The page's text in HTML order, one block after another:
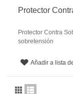
Protector
Protector Contra
sobretensión
Añadir a lista